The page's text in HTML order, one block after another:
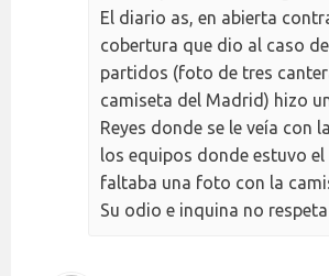
El diario as, en abierta
cobertura que dio al caso
partidos (foto de tres
camiseta del Madrid) hizo
Reyes donde se le veía con
los equipos donde estuvo
faltaba una foto con la
Su odio e inquina no